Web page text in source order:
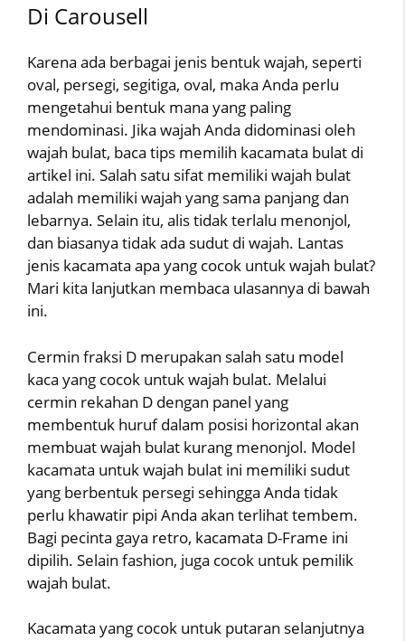
Di Carousell
Karena ada berbagai jenis bentuk wajah, seperti
oval, persegi, segitiga, oval, maka Anda perlu
mengetahui bentuk mana yang paling
mendominasi. Jika wajah Anda didominasi oleh
wajah bulat, baca tips memilih kacamata bulat di
artikel ini. Salah satu sifat memiliki wajah bulat
adalah memiliki wajah yang sama panjang dan
lebarnya. Selain itu, alis tidak terlalu menonjol,
dan biasanya tidak ada sudut di wajah. Lantas
jenis kacamata apa yang cocok untuk wajah bulat?
Mari kita lanjutkan membaca ulasannya di bawah
ini.
Cermin fraksi D merupakan salah satu model
kaca yang cocok untuk wajah bulat. Melalui
cermin rekahan D dengan panel yang
membentuk huruf dalam posisi horizontal akan
membuat wajah bulat kurang menonjol. Model
kacamata untuk wajah bulat ini memiliki sudut
yang berbentuk persegi sehingga Anda tidak
perlu khawatir pipi Anda akan terlihat tembem.
Bagi pecinta gaya retro, kacamata D-Frame ini
dipilih. Selain fashion, juga cocok untuk pemilik
wajah bulat.
Kacamata yang cocok untuk putaran selanjutnya